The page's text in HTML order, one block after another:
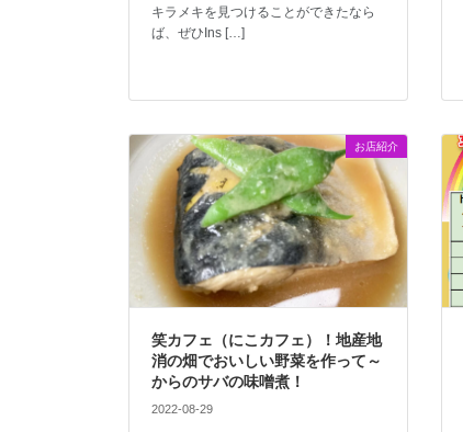
キラメキを見つけることができたなら
ば、ぜひIns […]
お店紹介
笑カフェ（にこカフェ）！地産地
消の畑でおいしい野菜を作って～
からのサバの味噌煮！
2022-08-29